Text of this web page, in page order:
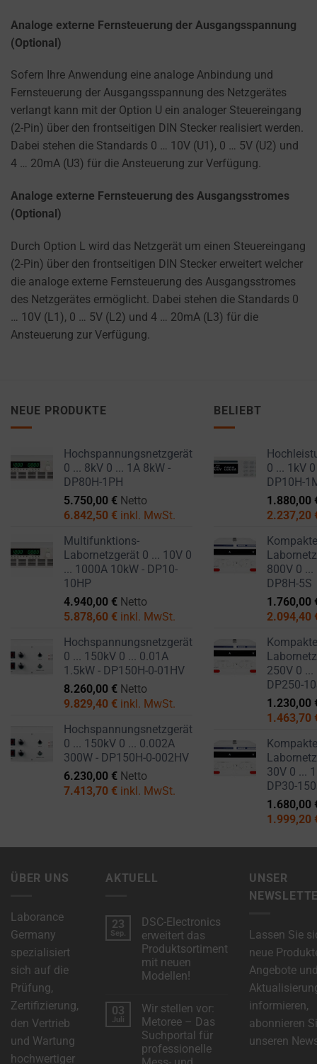
Analoge externe Fernsteuerung der Ausgangsspannung
(Optional)
Sofern Ihre Anwendung eine analoge Anbindung und
Fernsteuerung der Ausgangsspannung des Netzgerätes
verlangt kann mit der Option U ein analoger Steuereingang
(2-Pin) über den frontseitigen DIN Stecker realisiert werden.
Dabei stehen die Standards 0 … 10V (U1), 0 … 5V (U2) und
4 … 20mA (U3) für die Ansteuerung zur Verfügung.
Analoge externe Fernsteuerung des Ausgangsstromes
(Optional)
Durch Option L wird das Netzgerät um einen Steuereingang
(2-Pin) über den frontseitigen DIN Stecker erweitert welcher
die analoge externe Fernsteuerung des Ausgangsstromes
des Netzgerätes ermöglicht. Dabei stehen die Standards 0
… 10V (L1), 0 … 5V (L2) und 4 … 20mA (L3) für die
Ansteuerung zur Verfügung.
NEUE PRODUKTE
Hochspannungsnetzgerät
0 ... 8kV 0 ... 1A 8kW -
DP80H-1PH
5.750,00 € Netto
6.842,50 € inkl. MwSt.
Multifunktions-
Labornetzgerät 0 ... 10V 0
... 1000A 10kW - DP10-
10HP
4.940,00 € Netto
5.878,60 € inkl. MwSt.
Hochspannungsnetzgerät
0 ... 150kV 0 ... 0.01A
1.5kW - DP150H-0-01HV
8.260,00 € Netto
9.829,40 € inkl. MwSt.
Hochspannungsnetzgerät
0 ... 150kV 0 ... 0.002A
300W - DP150H-0-002HV
6.230,00 € Netto
7.413,70 € inkl. MwSt.
BELIEBT
0 ... 1kV
DP10H-
1.880,00
2.237,20
800V 0 ...
DP8H-5S
1.760,00
2.094,40
250V 0 ...
DP250-
1.230,00
1.463,70
30V 0 ...
DP30-
1.680,00
1.999,20
ÜBER UNS
Laborance
Germany
spezialisiert
sich auf die
Prüfung,
Zertifizierung,
den Vertrieb
und Wartung
hochwertiger
AKTUELL
23
Sep.
DSC-Electronics
erweitert das
Produktsortiment
mit neuen
Modellen!
zu
DSC-
Electronics
erweitert
das
Produktsortiment
03
Juli
Wir stellen vor:
Metoree – Das
Suchportal für
professionelle
UNSER
Lassen Sie
neue
Angebote
informieren,
abonnieren
unseren